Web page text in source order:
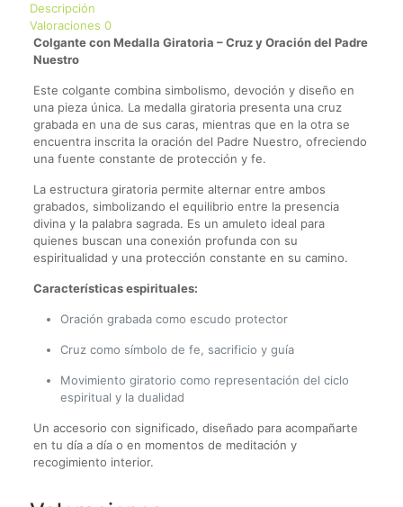
Descripción
Valoraciones 0
Colgante con Medalla Giratoria – Cruz y Oración del Padre
Nuestro
Este colgante combina simbolismo, devoción y diseño en
una pieza única. La medalla giratoria presenta una cruz
grabada en una de sus caras, mientras que en la otra se
encuentra inscrita la oración del Padre Nuestro, ofreciendo
una fuente constante de protección y fe.
La estructura giratoria permite alternar entre ambos
grabados, simbolizando el equilibrio entre la presencia
divina y la palabra sagrada. Es un amuleto ideal para
quienes buscan una conexión profunda con su
espiritualidad y una protección constante en su camino.
Características espirituales:
Oración grabada como escudo protector
Cruz como símbolo de fe, sacrificio y guía
Movimiento giratorio como representación del ciclo
espiritual y la dualidad
Un accesorio con significado, diseñado para acompañarte
en tu día a día o en momentos de meditación y
recogimiento interior.